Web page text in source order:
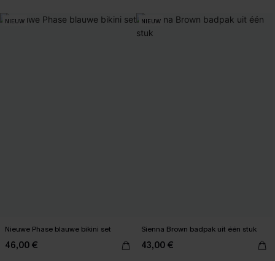
NIEUW
Nieuwe Phase blauwe bikini set
46,00 €
NIEUW
Sienna Brown badpak uit één stuk
43,00 €